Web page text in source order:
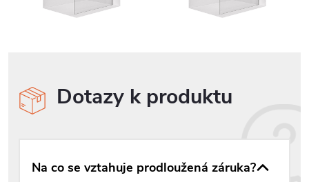
Dotazy k produktu
Na co se vztahuje prodloužená záruka?